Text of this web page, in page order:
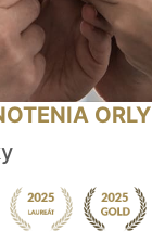
ORLY